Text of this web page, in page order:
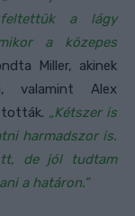
a lágy
a közepes
Miller, akinek
valamint Alex
„Kétszer is
harmadszor is.
de jól tudtam
a határon.”